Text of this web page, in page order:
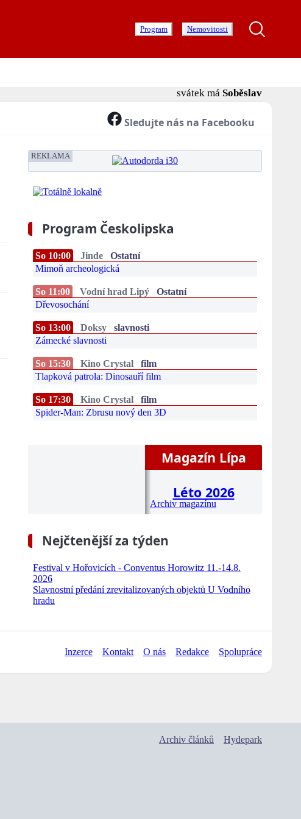
Program Nemovitosti
svátek má Soběslav
Sledujte nás na Facebooku
REKLAMA
Program Českolipska
So 10:00 Jinde
Ostatní
Mimoň archeologická
So 11:00 Vodní hrad Lipý
Ostatní
Dřevosochání
So 13:00 Doksy
slavnosti
Zámecké slavnosti
So 15:30 Kino Crystal
film
Tlapková patrola: Dinosauří film
So 17:30 Kino Crystal
film
Spider-Man: Zbrusu nový den 3D
Magazín Lípa
Léto 2026
Archiv magazínu
Nejčtenější za týden
Festival v Hořovicích - Conventus Horowitz 11.-14.8.
2026
Slavnostní předání zrevitalizovaných objektů U Vodního
hradu
Inzerce Kontakt O nás Redakce Spolupráce
Archiv článků Hydepark